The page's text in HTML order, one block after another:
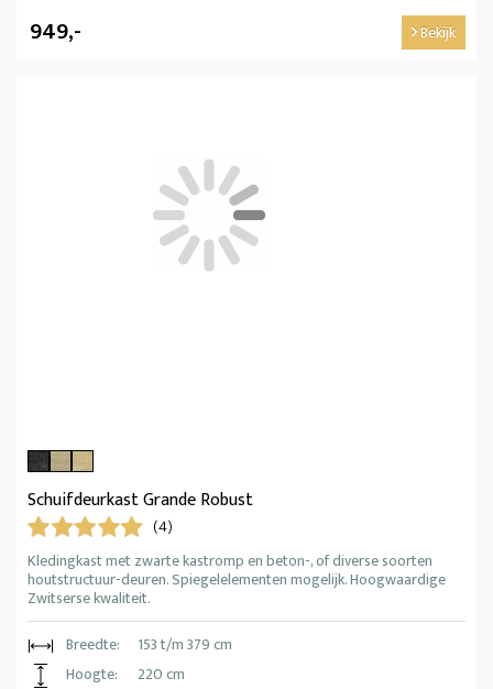
949,- Bekijk
Schuifdeurkast Grande Robust
(4)
Kledingkast met zwarte kastromp en beton-, of diverse soorten
houtstructuur-deuren. Spiegelelementen mogelijk. Hoogwaardige
Zwitserse kwaliteit.
Breedte:
153 t/m 379 cm
Hoogte:
220 cm